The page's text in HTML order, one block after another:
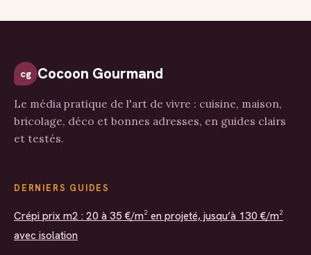
radiateur
pour optimiser
cg Cocoon Gourmand
Le média pratique de l'art de vivre : cuisine, maison,
bricolage, déco et bonnes adresses, en guides clairs
et testés.
DERNIERS GUIDES
Crépi prix m2 : 20 à 35 €/m² en projeté, jusqu’à 130 €/m²
avec isolation